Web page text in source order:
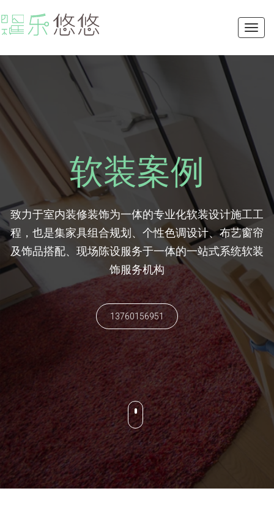
软装案例
致力于室内装修装饰为一体的专业化软装设计施工工
程，也是集家具组合规划、个性色调设计、布艺窗帘
及饰品搭配、现场陈设服务于一体的一站式系统软装
饰服务机构
13760156951